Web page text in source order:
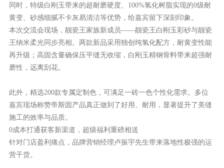
同时， 特级白刚玉带来的超耐磨硬度、 100%氢化树脂实现的0级耐
黄变、砂感细腻不卡灰易清洁等优势，给嘉宾留下深刻印象。
本次交流会现场，靓瓷王家族新成员——靓瓷王白刚玉彩砂与靓瓷
王纳米柔光同步亮相。两款新品采用独创纯氢化配方，耐黄变性能
再升级；高固含量确保压平缝无收缩，白刚玉精钢骨料带来超强耐
磨性，远离刮花。
此外，精选200款专属定制色，可满足一砖一色个性化需求。多位
嘉宾现场称赞帝斯固产品真正做到了好用、耐用 ，显著提升了美缝
施工的效率与品质。
0成本打通获客新渠道 ， 超级福利重磅相送
针对门店盈利痛点，品牌营销经理卢振宇先生带来落地性极强的运
营干货。